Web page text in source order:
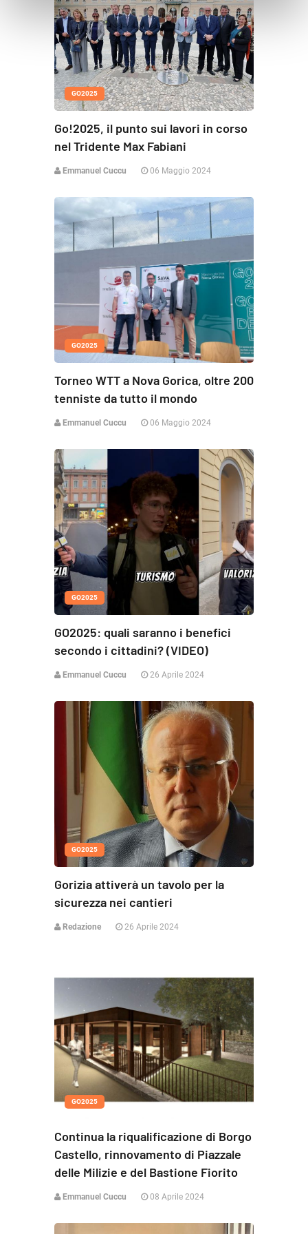
GO2025
Go!2025, il punto sui lavori in corso
nel Tridente Max Fabiani
Emmanuel Cuccu 06 Maggio 2024
GO2025
Torneo WTT a Nova Gorica, oltre 200
tenniste da tutto il mondo
Emmanuel Cuccu 06 Maggio 2024
GO2025
GO2025: quali saranno i benefici
secondo i cittadini? (VIDEO)
Emmanuel Cuccu 26 Aprile 2024
GO2025
Gorizia attiverà un tavolo per la
sicurezza nei cantieri
Redazione 26 Aprile 2024
GO2025
Continua la riqualificazione di Borgo
Castello, rinnovamento di Piazzale
delle Milizie e del Bastione Fiorito
Emmanuel Cuccu 08 Aprile 2024